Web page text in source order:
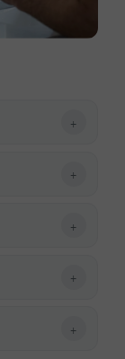
+
+
+
+
+